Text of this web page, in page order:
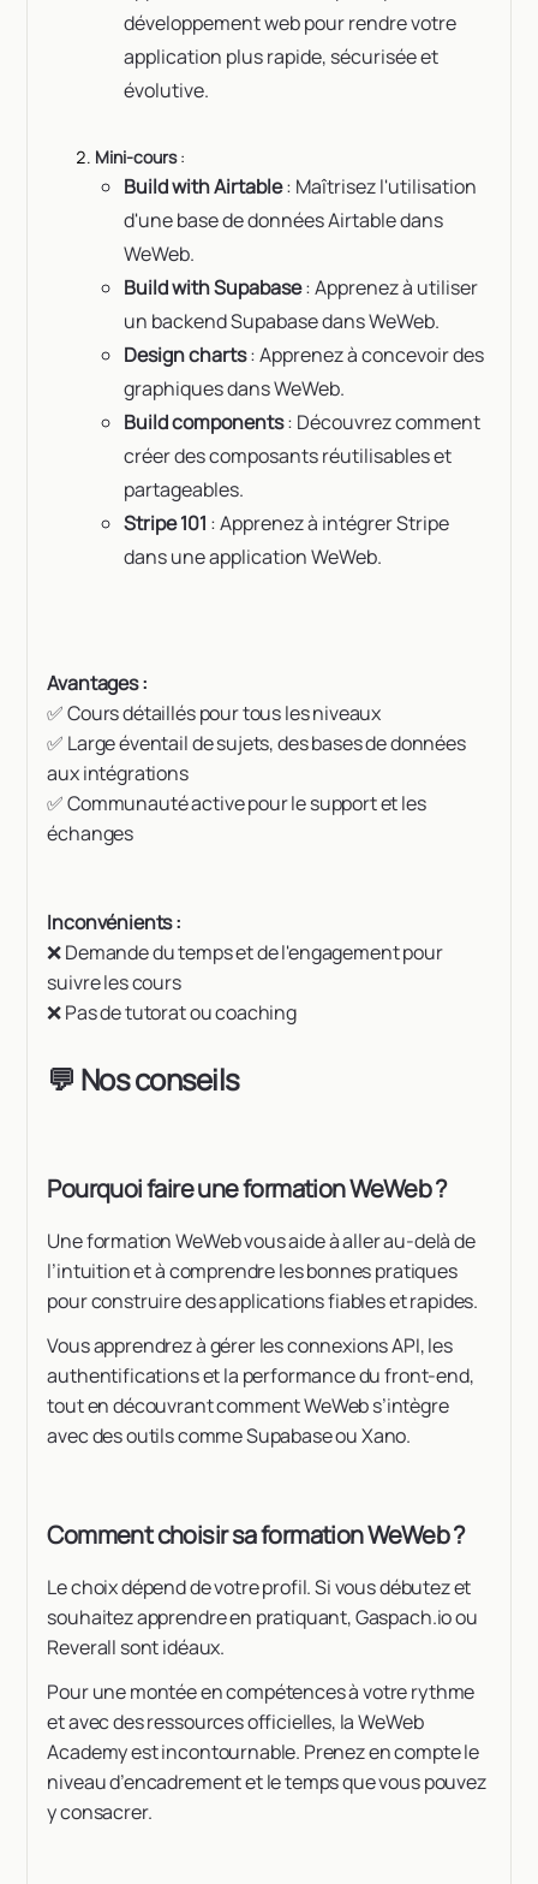
développement web pour rendre votre
application plus rapide, sécurisée et
évolutive.
Mini-cours:
Build with Airtable: Maîtrisez l'utilisation
d'une base de données Airtable dans
WeWeb.
Build with Supabase: Apprenez à utiliser
un backend Supabase dans WeWeb.
Design charts: Apprenez à concevoir des
graphiques dans WeWeb.
Build components: Découvrez comment
créer des composants réutilisables et
partageables.
Stripe 101 : Apprenez à intégrer Stripe
dans une application WeWeb.
Avantages :
✅ Cours détaillés pour tous les niveaux
✅ Large éventail de sujets, des bases de données
aux intégrations
✅ Communauté active pour le support et les
échanges
Inconvénients :
❌ Demande du temps et de l'engagement pour
suivre les cours
❌ Pas de tutorat ou coaching
💬 Nos conseils
Pourquoi faire une formation WeWeb ?
Une formation WeWeb vous aide à aller au-delà de
l’intuition et à comprendre les bonnes pratiques
pour construire des applications fiables et rapides.
Vous apprendrez à gérer les connexions API, les
authentifications et la performance du front-end,
tout en découvrant comment WeWeb s’intègre
avec des outils comme Supabase ou Xano.
Comment choisir sa formation WeWeb ?
Le choix dépend de votre profil. Si vous débutez et
souhaitez apprendre en pratiquant, Gaspach.io ou
Reverall sont idéaux.
Pour une montée en compétences à votre rythme
et avec des ressources officielles, la WeWeb
Academy est incontournable. Prenez en compte le
niveau d’encadrement et le temps que vous pouvez
y consacrer.